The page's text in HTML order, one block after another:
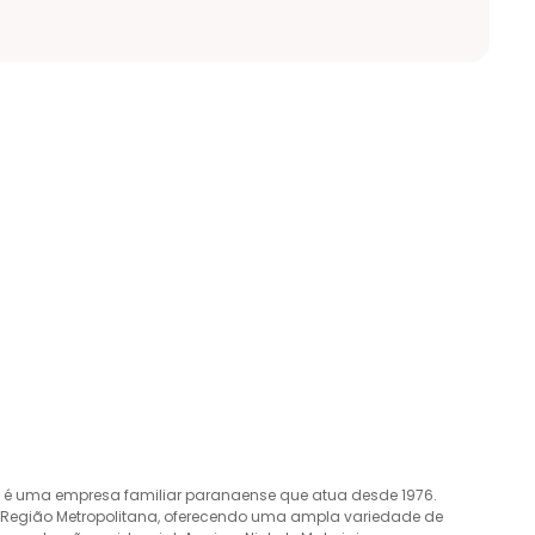
uma empresa familiar paranaense que atua desde 1976.
Metropolitana, oferecendo uma ampla variedade de